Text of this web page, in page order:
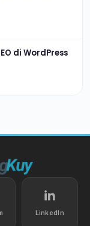
di WordPress
LinkedIn